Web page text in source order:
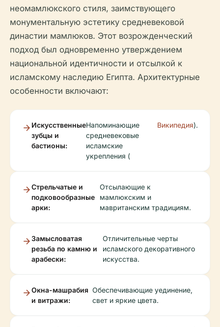
неомамлюкского стиля, заимствующего
монументальную эстетику средневековой
династии мамлюков. Этот возрожденческий
подход был одновременно утверждением
национальной идентичности и отсылкой к
исламскому наследию Египта. Архитектурные
особенности включают:
Искусственные
зубцы и
бастионы:
Напоминающие
средневековые
исламские
укрепления (
Википедия).
Стрельчатые и
подковообразные
арки:
Отсылающие к
мамлюкским и
мавританским традициям.
Замысловатая
резьба по камню и
арабески:
Отличительные черты
исламского декоративного
искусства.
Окна-машрабия
и витражи:
Обеспечивающие уединение,
свет и яркие цвета.